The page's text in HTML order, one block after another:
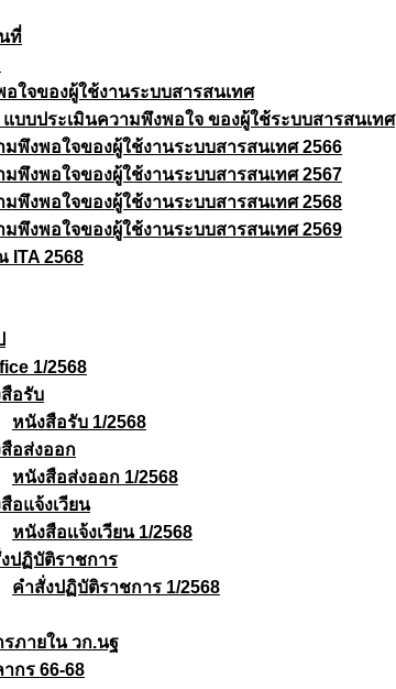
ที่
ใจของผู้ใช้งานระบบสารสนเทศ
แบบประเมินความพึงพอใจ ของผู้ใช้ระบบสารสนเทศ
พึงพอใจของผู้ใช้งานระบบสารสนเทศ 2566
พึงพอใจของผู้ใช้งานระบบสารสนเทศ 2567
พึงพอใจของผู้ใช้งานระบบสารสนเทศ 2568
พึงพอใจของผู้ใช้งานระบบสารสนเทศ 2569
ITA 2568
1/2568
อรับ
หนังสือรับ 1/2568
อส่งออก
หนังสือส่งออก 1/2568
อแจ้งเวียน
หนังสือเเจ้งเวียน 1/2568
ปฏิบัติราชการ
คำสั่งปฏิบัติราชการ 1/2568
ภายใน วก.นฐ
กร 66-68